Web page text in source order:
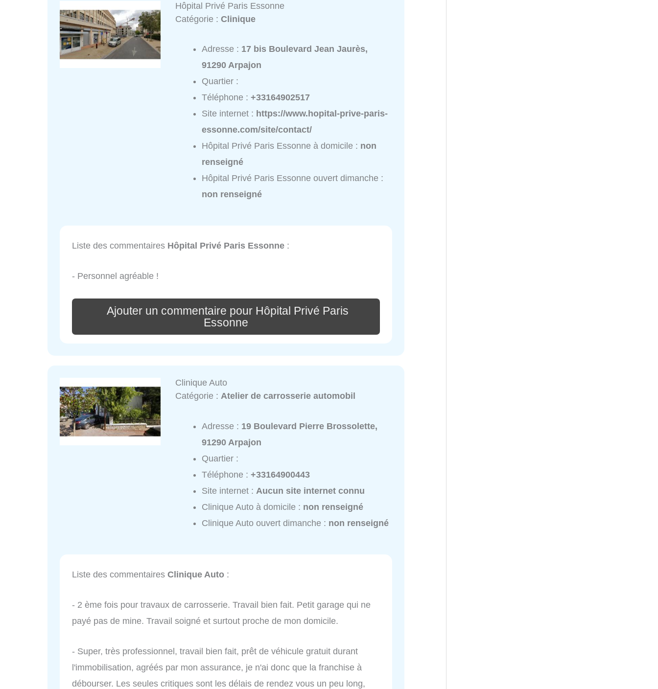
Hôpital Privé Paris Essonne
Catégorie :Clinique
Adresse : 17 bis Boulevard Jean Jaurès,
91290 Arpajon
Quartier :
Téléphone :+33164902517
Site internet : https://www.hopital-prive-paris-
essonne.com/site/contact/
Hôpital Privé Paris Essonne à domicile : non
renseigné
Hôpital Privé Paris Essonne ouvert dimanche :
non renseigné
Liste des commentaires Hôpital Privé Paris Essonne :
- Personnel agréable !
Ajouter un commentaire pour Hôpital Privé Paris
Essonne
Clinique Auto
Catégorie :Atelier de carrosserie automobil
Adresse : 19 Boulevard Pierre Brossolette,
91290 Arpajon
Quartier :
Téléphone :+33164900443
Site internet : Aucun site internet connu
Clinique Auto à domicile : non renseigné
Clinique Auto ouvert dimanche : non renseigné
Liste des commentaires Clinique Auto :
- 2 ème fois pour travaux de carrosserie. Travail bien fait. Petit garage qui ne
payé pas de mine. Travail soigné et surtout proche de mon domicile.
- Super, très professionnel, travail bien fait, prêt de véhicule gratuit durant
l'immobilisation, agréés par mon assurance, je n'ai donc que la franchise à
débourser. Les seules critiques sont les délais de rendez vous un peu long,